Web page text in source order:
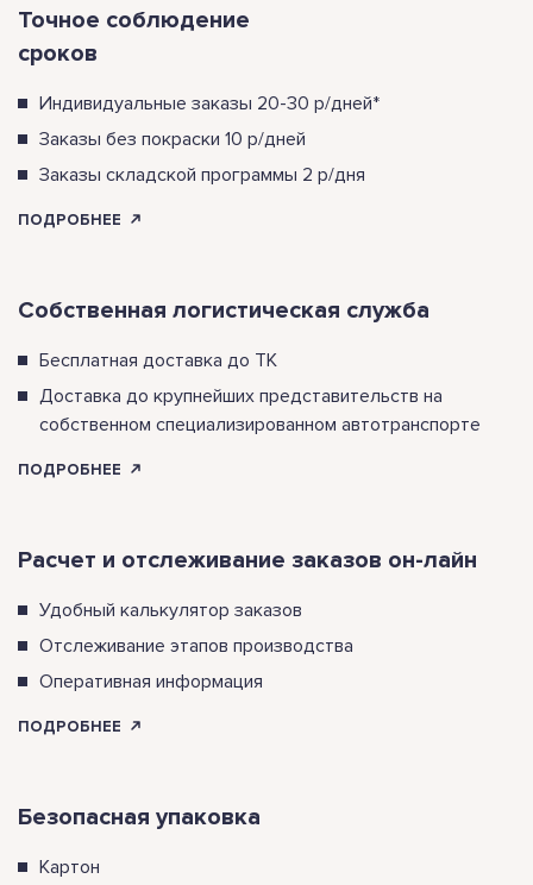
Другими причинами, связанными с
психофизиологическими особенностями
Точное соблюдение
сроков
Индивидуальные заказы 20-30 р/дней*
Заказы без покраски 10 р/дней
Заказы складской программы 2 р/дня
ПОДРОБНЕЕ
Собственная логистическая служба
Бесплатная доставка до ТК
Доставка до крупнейших представительств на
собственном специализированном автотранспорте
ПОДРОБНЕЕ
Расчет и отслеживание заказов он-лайн
Удобный калькулятор заказов
Отслеживание этапов производства
Оперативная информация
ПОДРОБНЕЕ
Безопасная упаковка
Картон